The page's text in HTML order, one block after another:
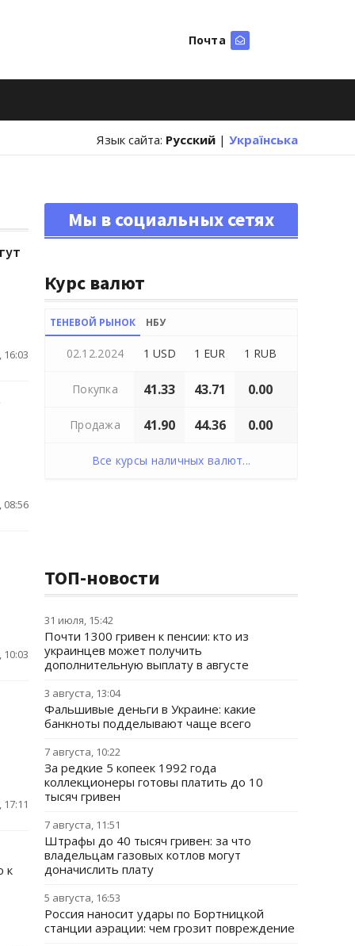
Почта
Язык сайта: Русский | Українська
08:56
к
Мы в социальных сетях
Курс валют
ТЕНЕВОЙ РЫНОК НБУ
02.12.2024 1 USD 1 EUR 1 RUB
Покупка 41.33 43.71 0.00
Продажа 41.90 44.36 0.00
Все курсы наличных валют...
ТОП-новости
31 июля, 15:42
Почти 1300 гривен к пенсии: кто из
украинцев может получить
дополнительную выплату в августе
3 августа, 13:04
Фальшивые деньги в Украине: какие
банкноты подделывают чаще всего
7 августа, 10:22
За редкие 5 копеек 1992 года
коллекционеры готовы платить до 10
тысяч гривен
7 августа, 11:51
Штрафы до 40 тысяч гривен: за что
владельцам газовых котлов могут
доначислить плату
5 августа, 16:53
Россия наносит удары по Бортницкой
станции аэрации: чем грозит повреждение